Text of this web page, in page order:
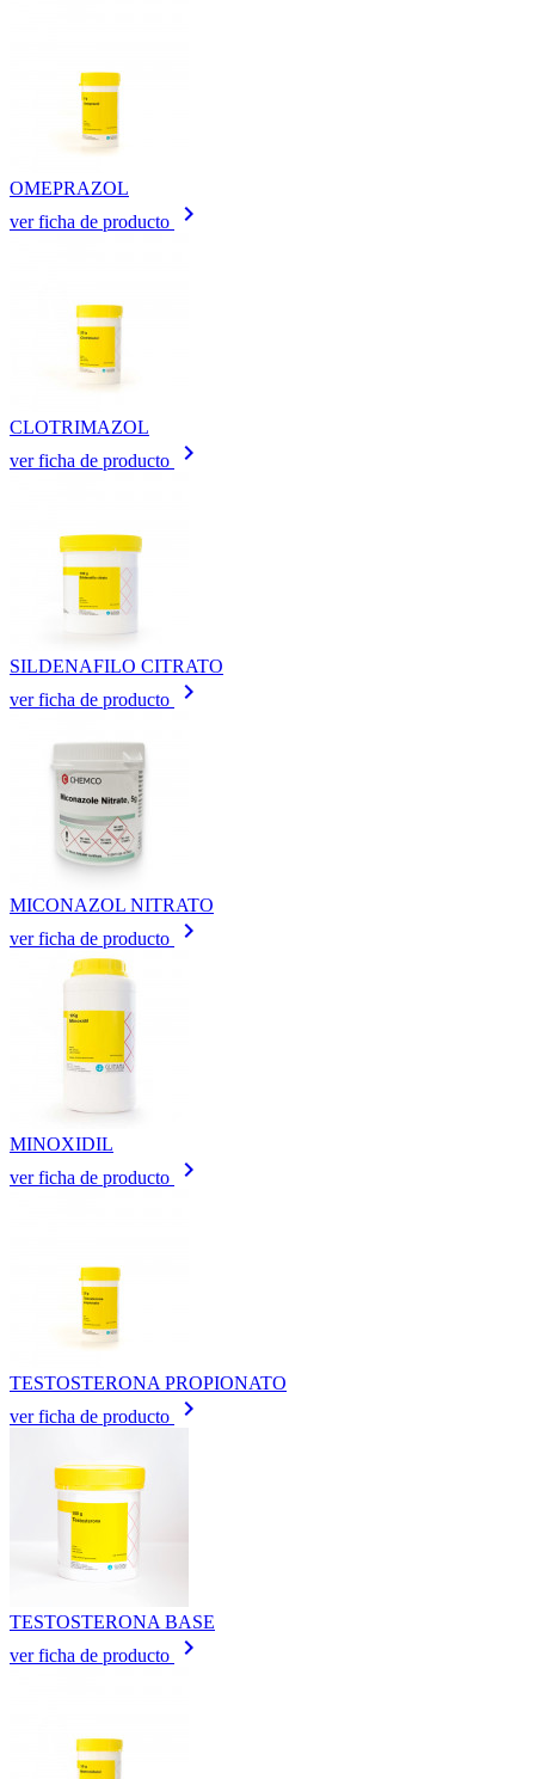
OMEPRAZOL
ver ficha de producto
keyboard_arrow_right
CLOTRIMAZOL
ver ficha de producto
keyboard_arrow_right
SILDENAFILO CITRATO
ver ficha de producto
keyboard_arrow_right
MICONAZOL NITRATO
ver ficha de producto
keyboard_arrow_right
MINOXIDIL
ver ficha de producto
keyboard_arrow_right
TESTOSTERONA PROPIONATO
ver ficha de producto
keyboard_arrow_right
TESTOSTERONA BASE
ver ficha de producto
keyboard_arrow_right